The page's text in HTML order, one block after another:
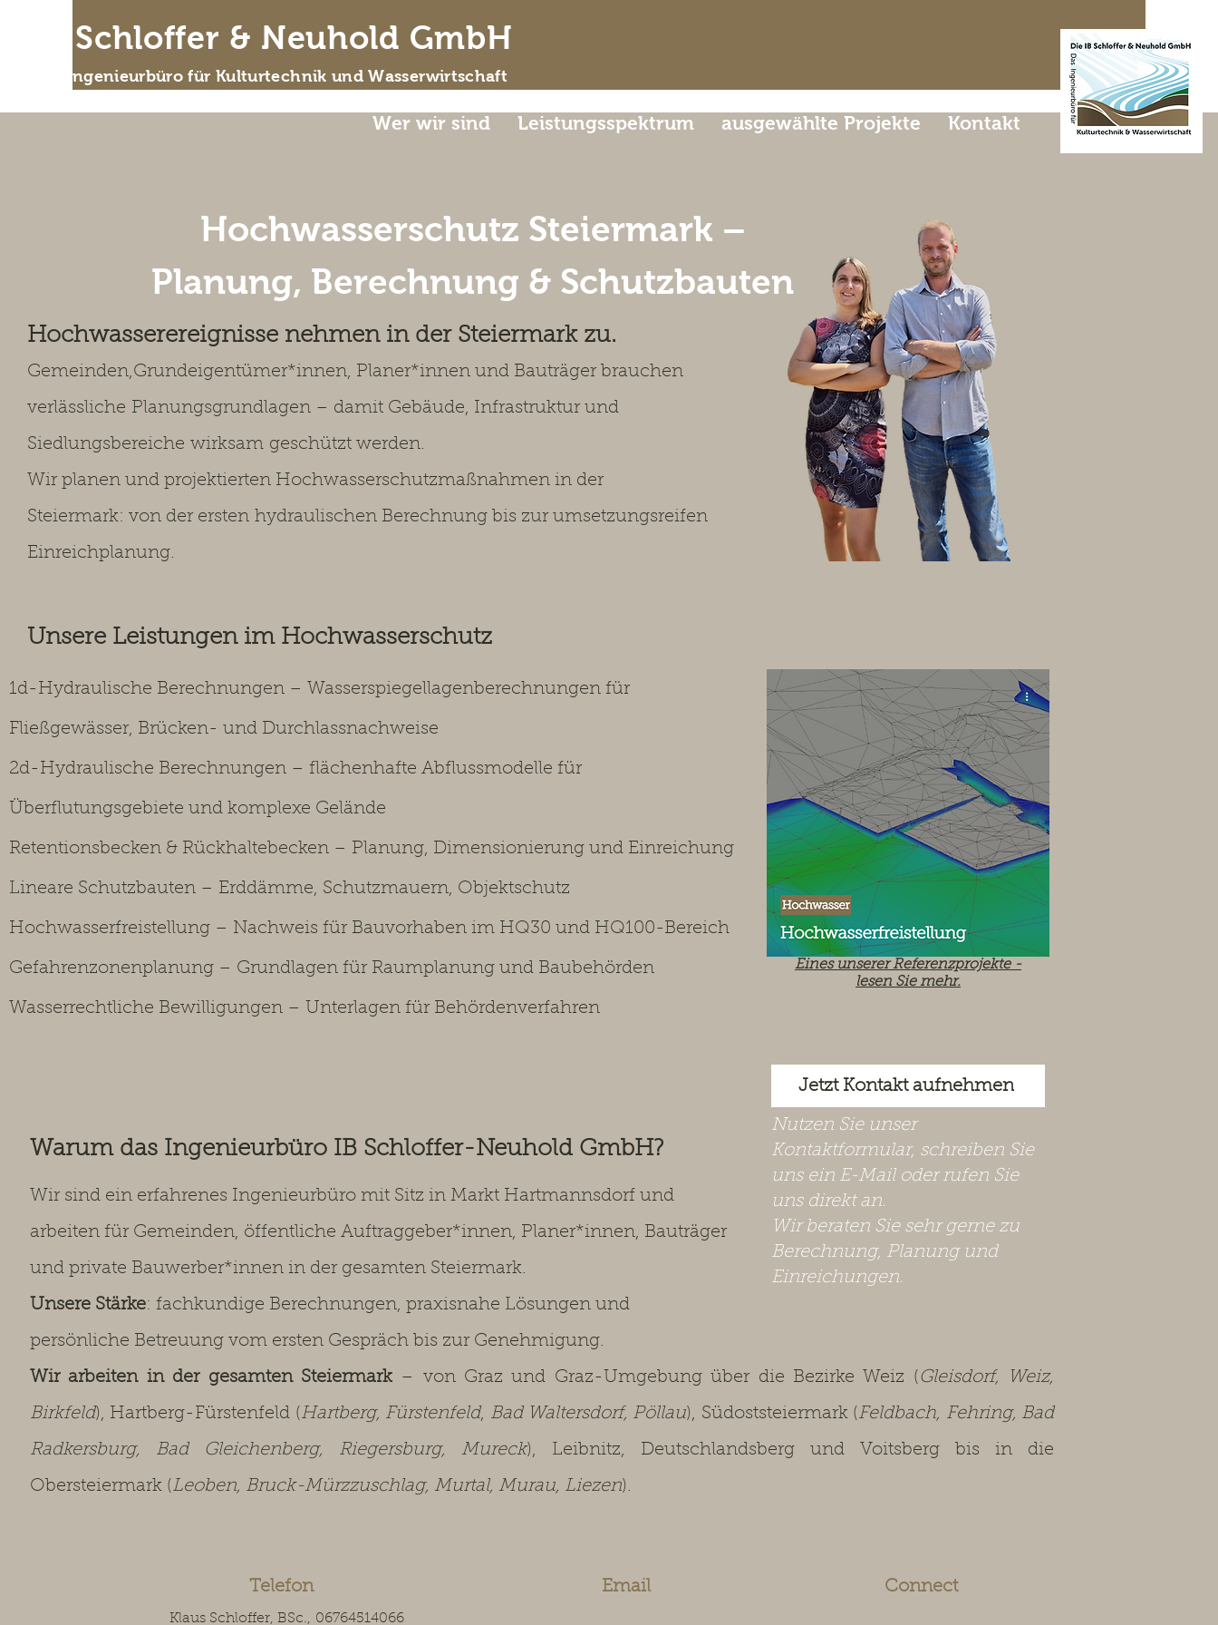
IB Schloffer & Neuhold GmbH
Das Ingenieurbüro für Kulturtechnik und Wasserwirtschaft
Wer wir sind Leistungsspektrum ausgewählte Projekte Kontakt
Hochwasserereignisse nehmen in der Steiermark zu.
Gemeinden,Grundeigentümer*innen, Planer*innen und Bauträger brauchen
verlässliche Planungsgrundlagen – damit Gebäude, Infrastruktur und
Siedlungsbereiche wirksam geschützt werden.
Wir planen und projektierten Hochwasserschutzmaßnahmen in der
Steiermark: von der ersten hydraulischen Berechnung bis zur umsetzungsreifen
Einreichplanung.
Hochwasserschutz Steiermark –
Planung, Berechnung & Schutzbauten
Unsere Leistungen im Hochwasserschutz
1d-Hydraulische Berechnungen – Wasserspiegellagenberechnungen für
Fließgewässer, Brücken- und Durchlassnachweise
2d-Hydraulische Berechnungen – flächenhafte Abflussmodelle für
Überflutungsgebiete und komplexe Gelände
Retentionsbecken & Rückhaltebecken – Planung, Dimensionierung und Einreichung
Lineare Schutzbauten – Erddämme, Schutzmauern, Objektschutz
Hochwasserfreistellung – Nachweis für Bauvorhaben im HQ30 und HQ100-Bereich
Gefahrenzonenplanung – Grundlagen für Raumplanung und Baubehörden
Wasserrechtliche Bewilligungen – Unterlagen für Behördenverfahren
Eines unserer Referenzprojekte -
lesen Sie mehr.
Jetzt Kontakt aufnehmen
​Nutzen Sie unser
Kontaktformular, schreiben Sie
uns ein E-Mail oder rufen Sie
uns direkt an.
Wir beraten Sie sehr gerne zu
Berechnung, Planung und
Einreichungen.
Warum das Ingenieurbüro IB Schloffer-Neuhold GmbH?
Wir sind ein erfahrenes Ingenieurbüro mit Sitz in Markt Hartmannsdorf und
arbeiten für Gemeinden, öffentliche Auftraggeber*innen, Planer*innen, Bauträger
und private Bauwerber*innen in der gesamten Steiermark.
Unsere Stärke: fachkundige Berechnungen, praxisnahe Lösungen und
persönliche Betreuung vom ersten Gespräch bis zur Genehmigung.
Wir arbeiten in der gesamten Steiermark– von Graz und Graz-Umgebung über die Bezirke Weiz ( Gleisdorf, Weiz,
Birkfeld), Hartberg-Fürstenfeld (Hartberg, Fürstenfeld, Bad Waltersdorf, Pöllau), Südoststeiermark (Feldbach, Fehring, Bad
Radkersburg, Bad Gleichenberg, Riegersburg, Mureck), Leibnitz, Deutschlandsberg und Voitsberg bis in die
Obersteiermark (Leoben, Bruck-Mürzzuschlag, Murtal, Murau, Liezen).
Telefon
Klaus Schloffer, BSc., 06764514066
Email Connect